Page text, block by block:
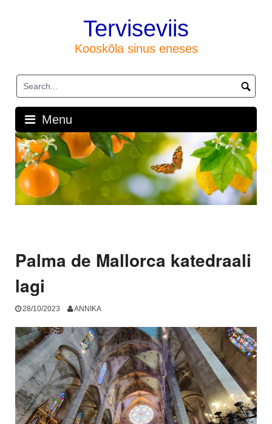
Terviseviis
Kooskõla sinus eneses
Menu
Palma de Mallorca katedraali
lagi
28/10/2023 ANNIKA